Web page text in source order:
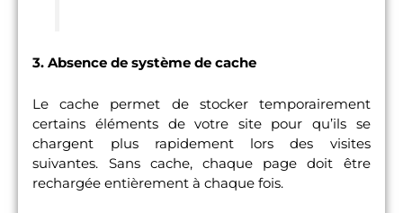
3. Absence de système de cache
Le cache permet de stocker temporairement
certains éléments de votre site pour qu’ils se
chargent plus rapidement lors des visites
suivantes. Sans cache, chaque page doit être
rechargée entièrement à chaque fois.